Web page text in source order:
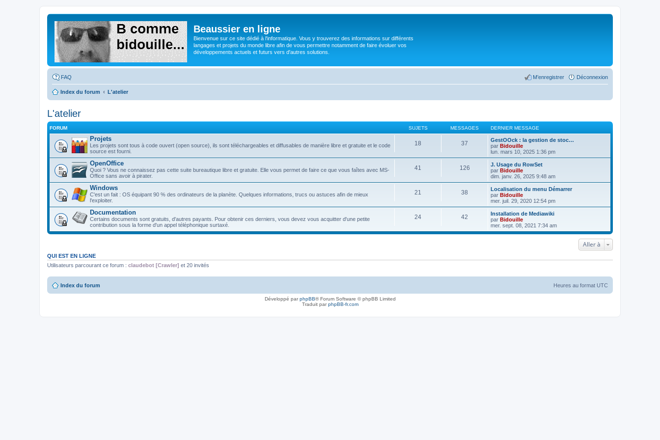
Beaussier en ligne
Bienvenue sur ce site dédié à l'informatique. Vous y trouverez des informations sur différents
langages et projets du monde libre afin de vous permettre notamment de faire évoluer vos
développements actuels et futurs vers d'autres solutions.
FAQ Déconnexion
M’enregistrer
Index du forum L'atelier
L'atelier
FORUM SUJETS MESSAGES DERNIER MESSAGE
Projets
Les projets sont tous à code ouvert (open source), ils sont téléchargeables et diffusables de manière libre et gratuite et le code
source est fourni.
18 37
GestOOck : la gestion de stoc…
par Bidouille
lun. mars 10, 2025 1:36 pm
OpenOffice
Quoi ? Vous ne connaissez pas cette suite bureautique libre et gratuite. Elle vous permet de faire ce que vous faîtes avec MS-
Office sans avoir à pirater.
41 126
J. Usage du RowSet
par Bidouille
dim. janv. 26, 2025 9:48 am
Windows
C'est un fait : OS équipant 90 % des ordinateurs de la planète. Quelques informations, trucs ou astuces afin de mieux
l'exploiter.
21 38
Localisation du menu Démarrer
par Bidouille
mer. juil. 29, 2020 12:54 pm
Documentation
Certains documents sont gratuits, d'autres payants. Pour obtenir ces derniers, vous devez vous acquitter d'une petite
contribution sous la forme d'un appel téléphonique surtaxé.
24 42
Installation de Mediawiki
par Bidouille
mer. sept. 08, 2021 7:34 am
Aller à
QUI EST EN LIGNE
Utilisateurs parcourant ce forum : claudebot [Crawler] et 20 invités
Index du forum Heures au format UTC
Développé parphpBB® Forum Software © phpBB Limited
Traduit parphpBB-fr.com